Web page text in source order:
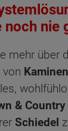
noch nie
mehr über
von Kaminen
& Country
Schiedel